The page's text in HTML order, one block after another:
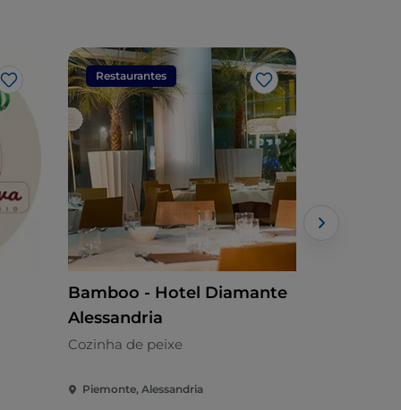
Gosto
Restaurantes
Gosto
Bamboo - Hotel Diamante
Alessandria
Cozinha de peixe
Piemonte, Alessandria